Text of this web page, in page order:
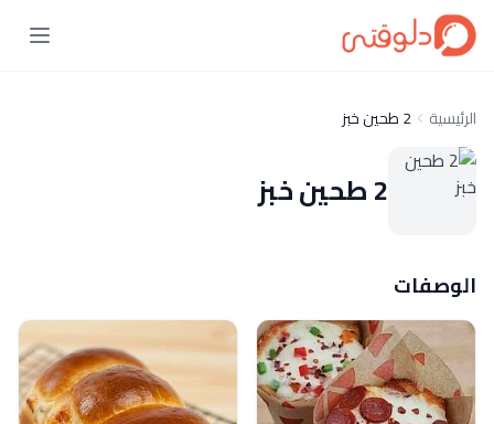
الرئيسية 2 طحين خبز
2 طحين خبز
الوصفات